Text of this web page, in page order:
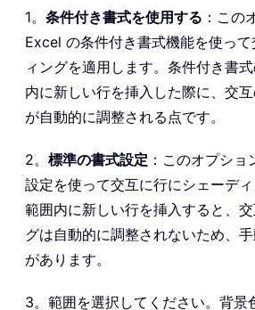
1。 条件付き書式を使用する ：この
Excel の条件付き書式機能を使っ
ィングを適用します。条件付き書
内に新しい行を挿入した際に、交
が自動的に調整される点です。
2。 標準の書式設定 ：このオプシ
設定を使って交互に行にシェーディ
範囲内に新しい行を挿入すると、
グは自動的に調整されないため、
があります。
3。範囲を選択してください。背景